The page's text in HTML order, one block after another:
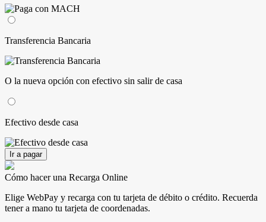
Transferencia Bancaria
O la nueva opción con efectivo sin salir de casa
Efectivo desde casa
Ir a pagar
Cómo hacer una Recarga Online
Elige WebPay y recarga con tu tarjeta de débito o crédito. Recuerda
tener a mano tu tarjeta de coordenadas.